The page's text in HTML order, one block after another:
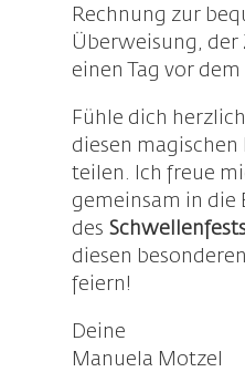
Rechnung zur
Überweisung, der
einen Tag vor
Fühle dich
diesen
teilen. Ich freue
gemeinsam in die
des
diesen
feiern!
Deine
Manuela Motzel